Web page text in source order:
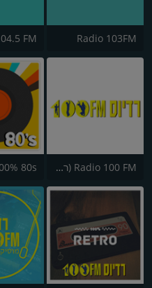
Radio 103FM
FM
Radio 100 FM (רדיוס 100) 80s